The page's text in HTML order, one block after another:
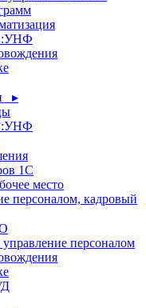
▸
1С
место
персоналом, кадровый
персоналом